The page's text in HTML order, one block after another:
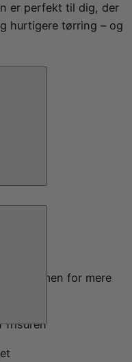
er perfekt til dig, der
hurtigere tørring – og
på varmen for mere
frisuren